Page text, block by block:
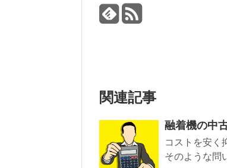
関連記事
融着機の中
コストを安く
そのような問